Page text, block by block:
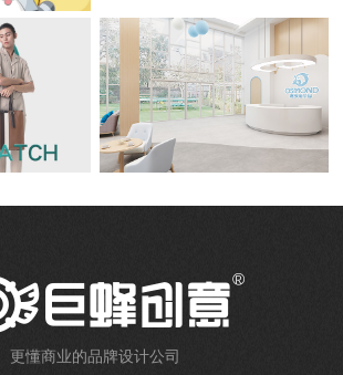
更懂商业的品牌设计公司